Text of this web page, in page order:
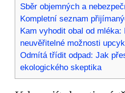
Sběr objemných a
Kompletní seznam
Kam vyhodit obal od mléka:
neuvěřitelné možnosti
Odmítá třídit odpad: Jak
ekologického skeptika